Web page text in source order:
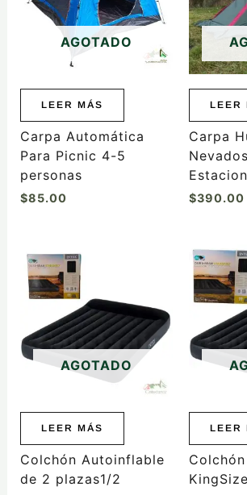
AGOTADO
LEER MÁS
Carpa Automática
Para Picnic 4-5
personas
$85.00
LEER
Carpa
$390.00
AGOTADO
LEER MÁS
Colchón Autoinflable
de 2 plazas1/2
LEER
KingSize